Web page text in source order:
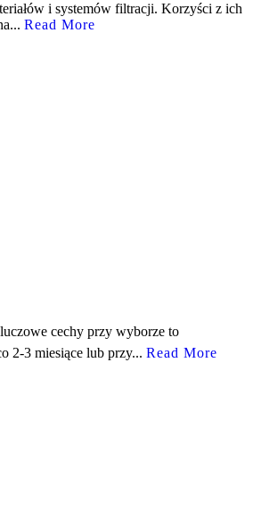
i systemów filtracji. Korzyści z ich
Read More
cechy przy wyborze to
2-3 miesiące lub przy... Read More